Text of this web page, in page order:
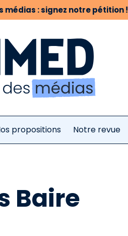
: signez notre pétition !
propositions Notre revue
Baire